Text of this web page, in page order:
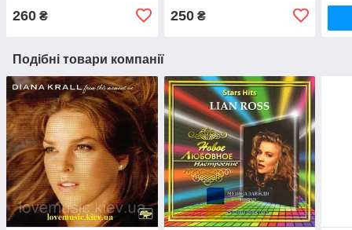
260 ₴ 250₴
Подібні товари компанії